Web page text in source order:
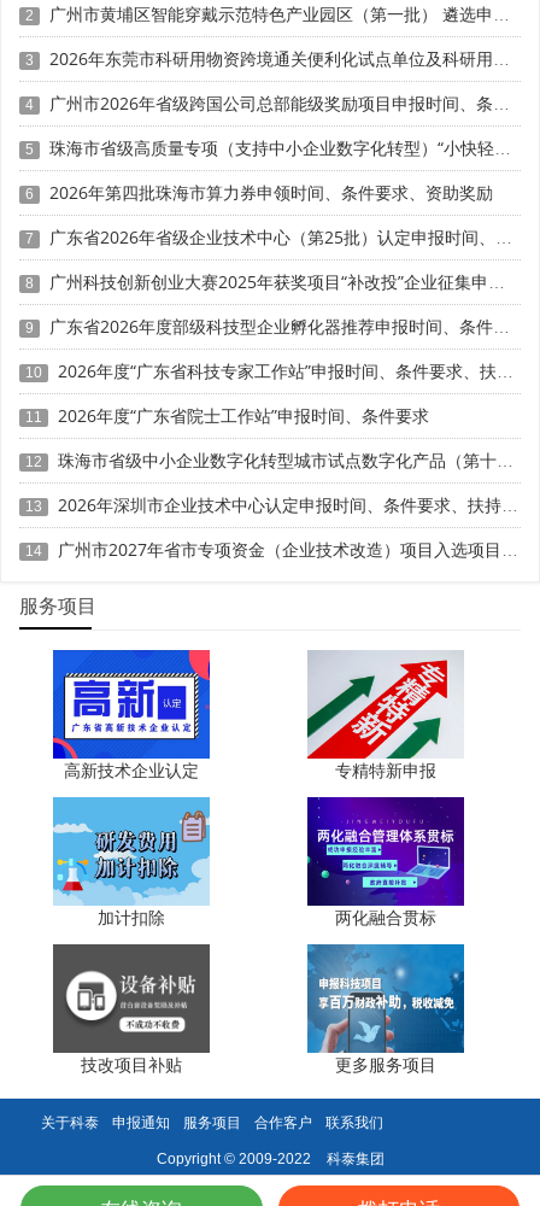
由于研发费用加计扣除政策涉及多个文件和条款，且政
策内容较为专业，部分企业对政策的适用条件、扣除范围、
申报流程等理解不透彻。例如，对“研发活动”的界定存在误
解，认为只有实验室里的研究才属于研发活动，而忽视了企
业在产品改良、工艺优化等方面的创新活动;或者对委托研
发、合作研发等特殊情形下的费用扣除规定不熟悉，导致无
法正确享受政策优惠。
(三)申报资料准备不充分
企业在申报研发费用加计扣除时，需要提供研发项目计
划书、立项决议文件、研发费用明细账、人员费用分配表等
一系列证明材料。部分企业由于日常管理不规范，相关资料
缺失、不完整或不符合要求，导致在申报过程中遇到阻碍，
影响政策享受进度。
三、实现政策红利最大化的有效策略
(一)规范研发费用核算体系
加计扣除政策执行指引》的要求，对研发费用进行单独核
算。明确研发费用的开支范围和标准，设置专门的会计科
目，准确归集人员人工、直接投入、折旧费用等各项研发费
用。同时，加强对研发项目的过程管理，建立项目台账，详
细记录项目进展、费用支出等情况，确保研发费用核算的真
实性和准确性。
(二)加强政策学习与培训
企业应组织财务、研发等部门人员深入学习研发费用加
计扣除政策，通过参加政府部门组织的政策宣讲会、专题培
训、线上学习等方式，准确把握政策要点和操作流程。
企业应提前规划研发项目，按照政策要求做好项目立项
工作，制定详细的研发项目计划书，明确项目目标、研究内
容、技术路线、人员安排、经费预算等内容。在项目实施过
程中，加强对项目进度、费用支出的监控和管理，确保项目
按照计划推进。
2 广州市黄埔区智能穿戴示范特色产业园区（第一批） 遴选申报时间、条件要求、扶持奖励
3 2026年东莞市科研用物资跨境通关便利化试点单位及科研用物资申报时间、条件要求、扶持政策
4 广州市2026年省级跨国公司总部能级奖励项目申报时间、条件要求、补助标准
5 珠海市省级高质量专项（支持中小企业数字化转型）“小快轻准”数字化转型项目（第十三批）入库储备申报时间、条件要求、补助奖励
6 2026年第四批珠海市算力券申领时间、条件要求、资助奖励
7 广东省2026年省级企业技术中心（第25批）认定申报时间、条件要求、补助奖励
8 广州科技创新创业大赛2025年获奖项目“补改投”企业征集申报时间、条件要求、扶持奖励
9 广东省2026年度部级科技型企业孵化器推荐申报时间、条件要求
10 2026年度“广东省科技专家工作站”申报时间、条件要求、扶持奖励
11 2026年度“广东省院士工作站”申报时间、条件要求
12 珠海市省级中小企业数字化转型城市试点数字化产品（第十一批）征集申报时间、条件要求
13 2026年深圳市企业技术中心认定申报时间、条件要求、扶持奖励
14 广州市2027年省市专项资金（企业技术改造）项目入选项目库申报时间、条件要求、补助奖励
服务项目
高新技术企业认定 专精特新申报
加计扣除 两化融合贯标
技改项目补贴 更多服务项目
关于科泰 申报通知 服务项目 合作客户 联系我们
Copyright © 2009-2022 科泰集团